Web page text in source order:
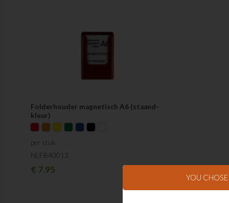
Folderhouder magnetisch A6 (staand-
kleur)
per stuk
NLFB40013
€7.95
YOU CHOSE